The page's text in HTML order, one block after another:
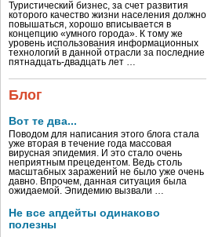
Туристический бизнес, за счет развития
которого качество жизни населения должно
повышаться, хорошо вписывается в
концепцию «умного города». К тому же
уровень использования информационных
технологий в данной отрасли за последние
пятнадцать-двадцать лет …
Блог
Вот те два...
Поводом для написания этого блога стала
уже вторая в течение года массовая
вирусная эпидемия. И это стало очень
неприятным прецедентом. Ведь столь
масштабных заражений не было уже очень
давно. Впрочем, данная ситуация была
ожидаемой. Эпидемию вызвали …
Не все апдейты одинаково
полезны